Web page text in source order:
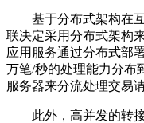
基于分布式架构在互
联决定采用分布式架构
应用服务通过分布式部
万笔/秒的处理能力分布
服务器来分流处理交易请
此外，高并发的转接